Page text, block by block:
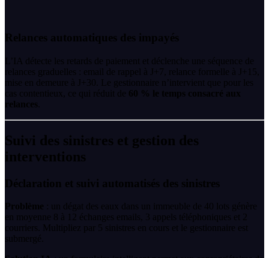
Relances automatiques des impayés
L’IA détecte les retards de paiement et déclenche une séquence de
relances graduelles : email de rappel à J+7, relance formelle à J+15,
mise en demeure à J+30. Le gestionnaire n’intervient que pour les
cas contentieux, ce qui réduit de 60 % le temps consacré aux
relances
Suivi des sinistres et gestion des
interventions
Déclaration et suivi automatisés des sinistres
Problème : un dégat des eaux dans un immeuble de 40 lots génère
en moyenne 8 à 12 échanges emails, 3 appels téléphoniques et 2
courriers. Multipliez par 5 sinistres en cours et le gestionnaire est
submergé.